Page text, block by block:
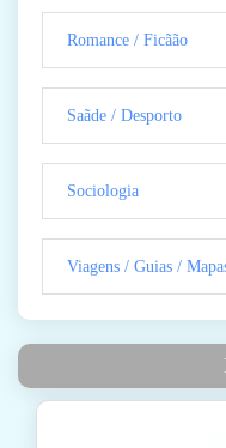
Romance / Ficãão
Saãde / Desporto
Sociologia
Viagens / Guias /